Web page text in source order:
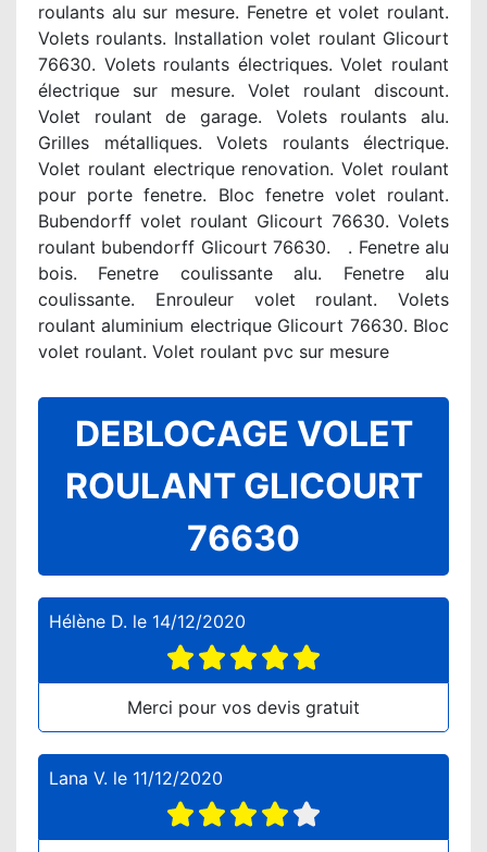
roulants alu sur mesure. Fenetre et volet roulant.
Volets roulants. Installation volet roulant Glicourt
76630. Volets roulants électriques. Volet roulant
électrique sur mesure. Volet roulant discount.
Volet roulant de garage. Volets roulants alu.
Grilles métalliques. Volets roulants électrique.
Volet roulant electrique renovation. Volet roulant
pour porte fenetre. Bloc fenetre volet roulant.
Bubendorff volet roulant Glicourt 76630. Volets
roulant bubendorff Glicourt 76630. . Fenetre alu
bois. Fenetre coulissante alu. Fenetre alu
coulissante. Enrouleur volet roulant. Volets
roulant aluminium electrique Glicourt 76630. Bloc
volet roulant. Volet roulant pvc sur mesure
DEBLOCAGE VOLET
ROULANT GLICOURT
76630
Hélène D. le 14/12/2020
Merci pour vos devis gratuit
Lana V. le 11/12/2020